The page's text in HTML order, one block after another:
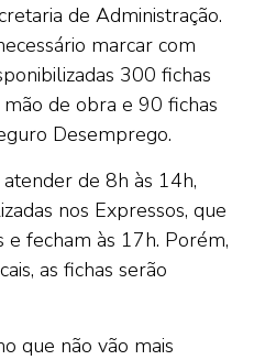
de Administração.
marcar com
300 fichas
de obra e 90 fichas
Desemprego.
atender de 8h às 14h,
nos Expressos, que
fecham às 17h. Porém,
as fichas serão
que não vão mais